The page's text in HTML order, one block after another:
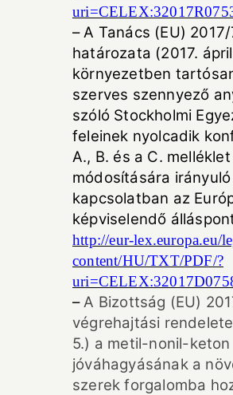
– A Tanács (EU)
határozata (2017.
környezetben
szerves szennyező
szóló Stockholmi
feleinek nyolcadik
A., B. és a C. melléklet
módosítására
kapcsolatban az
képviselendő
http://eur-lex.europa.eu/
content/HU/TXT/PDF/?
– A Bizottság (EU)
végrehajtási
5.) a metil-nonil-
jóváhagyásának a
szerek forgalomba